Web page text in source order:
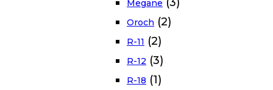
Megane
Oroch (2)
R-11 (2)
R-12 (3)
R-18 (1)